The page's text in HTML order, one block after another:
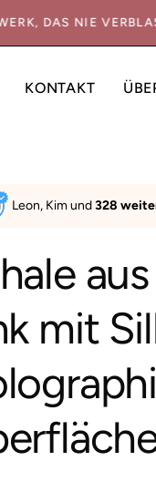
DAS NIE
KONTAKT
Leon, Kim und328
mit